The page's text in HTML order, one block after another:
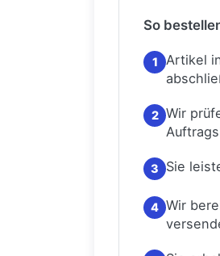
So
1
Artikel
2 Wir
3 Sie
4 Wir